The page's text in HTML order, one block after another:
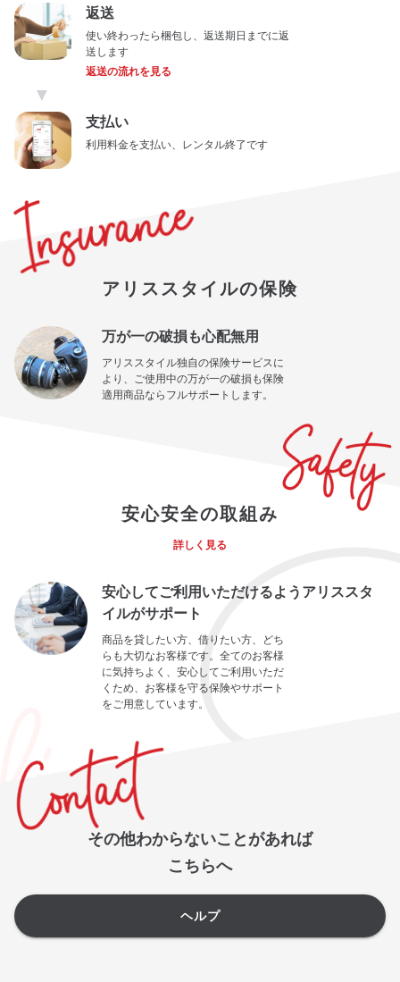
返送
使い終わったら梱包し、返送期日までに返
送します
返送の流れを見る
▼
支払い
利用料金を支払い、レンタル終了です
アリススタイルの保険
万が一の破損も心配無用
アリススタイル独自の保険サービスに
より、ご使用中の万が一の破損も保険
適用商品ならフルサポートします。
安心安全の取組み
詳しく見る
安心してご利用いただけるようアリススタ
イルがサポート
商品を貸したい方、借りたい方、どち
らも大切なお客様です。全てのお客様
に気持ちよく、安心してご利用いただ
くため、お客様を守る保険やサポート
をご用意しています。
その他わからないことがあれば
こちらへ
ヘルプ